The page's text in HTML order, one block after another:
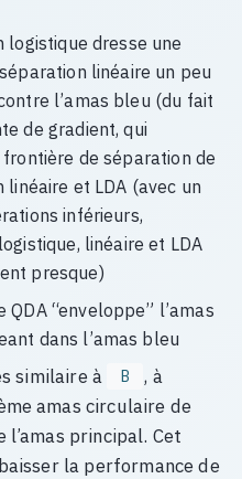
logistique dresse une
linéaire un peu
l’amas bleu (du fait
de gradient, qui
frontière de séparation de
linéaire et LDA (avec un
inférieurs,
linéaire et LDA
presque)
QDA “enveloppe” l’amas
dans l’amas bleu
similaire à B
, à
amas circulaire de
principal. Cet
la performance de